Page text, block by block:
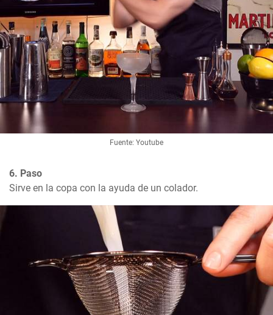
Fuente: Youtube
6. Paso
Sirve en la copa con la ayuda de un colador.